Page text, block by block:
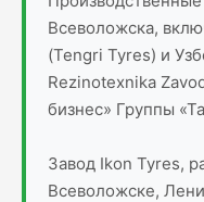
Всеволожска,
(Tengri Tyres) и
Rezinotexnika
бизнес» Группы
Завод Ikon Tyres,
Всеволожске,